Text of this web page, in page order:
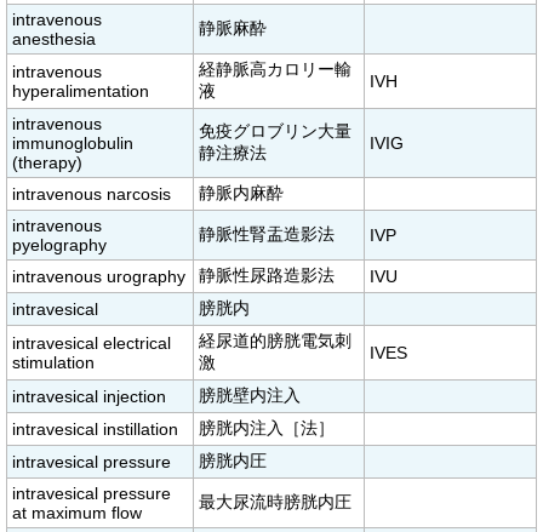
intravenous
anesthesia
静脈麻酔
intravenous
hyperalimentation
経静脈高カロリー輸
液
IVH
intravenous
immunoglobulin
(therapy)
免疫グロブリン大量
静注療法
IVIG
intravenous narcosis
静脈内麻酔
intravenous
pyelography
静脈性腎盂造影法 IVP
intravenous urography 静脈性尿路造影法
IVU
intravesical
膀胱内
intravesical electrical
stimulation
経尿道的膀胱電気刺
激
IVES
intravesical injection
膀胱壁内注入
intravesical instillation
膀胱内注入［法］
intravesical pressure
膀胱内圧
intravesical pressure
at maximum flow
最大尿流時膀胱内圧